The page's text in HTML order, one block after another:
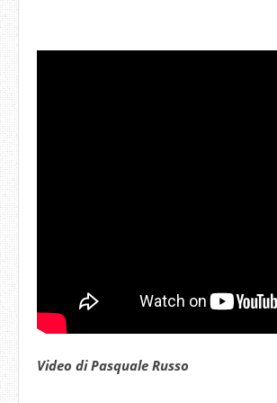
Video di Pasquale Russo